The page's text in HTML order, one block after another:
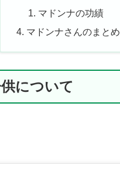
マドンナの功績
マドンナさんのまとめ
について